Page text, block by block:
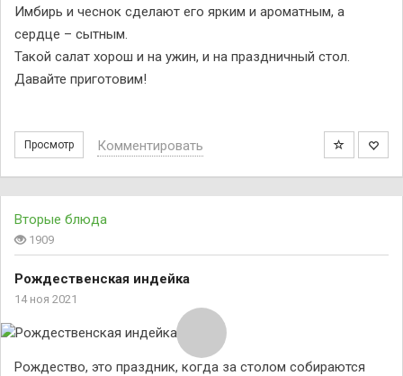
Имбирь и чеснок сделают его ярким и ароматным, а
сердце – сытным.
Такой салат хорош и на ужин, и на праздничный стол.
Давайте приготовим!
Просмотр Комментировать
Вторые блюда
1909
Рождественская индейка
14 ноя 2021
Рождество, это праздник, когда за столом собираются